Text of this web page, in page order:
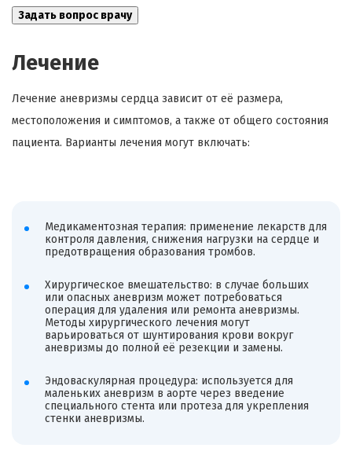
Лечение
Лечение аневризмы сердца зависит от её размера,
местоположения и симптомов, а также от общего состояния
пациента. Варианты лечения могут включать:
Медикаментозная терапия: применение лекарств для
контроля давления, снижения нагрузки на сердце и
предотвращения образования тромбов.
Хирургическое вмешательство: в случае больших
или опасных аневризм может потребоваться
операция для удаления или ремонта аневризмы.
Методы хирургического лечения могут
варьироваться от шунтирования крови вокруг
аневризмы до полной её резекции и замены.
Эндоваскулярная процедура: используется для
маленьких аневризм в аорте через введение
специального стента или протеза для укрепления
стенки аневризмы.